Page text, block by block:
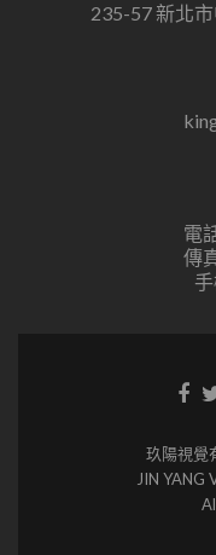
235-57 新北
電
傳
玖陽視覺
JIN YANG